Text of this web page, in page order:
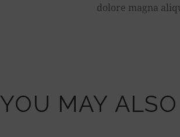
dolore magna
YOU MAY